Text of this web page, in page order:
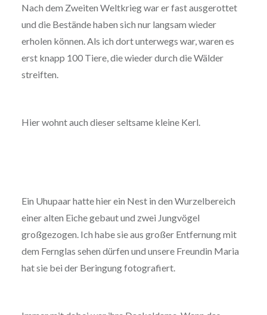
Nach dem Zweiten Weltkrieg war er fast ausgerottet
und die Bestände haben sich nur langsam wieder
erholen können. Als ich dort unterwegs war, waren es
erst knapp 100 Tiere, die wieder durch die Wälder
streiften.
Hier wohnt auch dieser seltsame kleine Kerl.
Ein Uhupaar hatte hier ein Nest in den Wurzelbereich
einer alten Eiche gebaut und zwei Jungvögel
großgezogen. Ich habe sie aus großer Entfernung mit
dem Fernglas sehen dürfen und unsere Freundin Maria
hat sie bei der Beringung fotografiert.